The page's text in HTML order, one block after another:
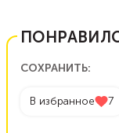
СОХРАНИТЬ:
В избранное 7